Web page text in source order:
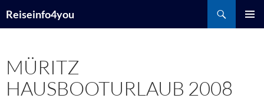
Inhalt
Reiseinfo4you
MÜRITZ
HAUSBOOTURLAUB 2008